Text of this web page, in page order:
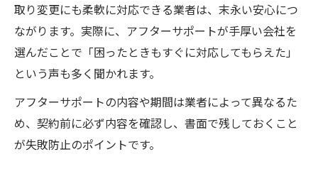
取り変更にも柔軟に対応できる業者は、末永い安心につ
ながります。実際に、アフターサポートが手厚い会社を
選んだことで「困ったときもすぐに対応してもらえた」
という声も多く聞かれます。
アフターサポートの内容や期間は業者によって異なるた
め、契約前に必ず内容を確認し、書面で残しておくこと
が失敗防止のポイントです。